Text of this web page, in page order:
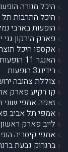
היכל מנורה
היכל התרבות תל
הופעות בארבי
פארק הירקון
אקספו היכל
האנגר 11 הופעות
רידינג3 הופעות
צוללת צהובה
קו רקיע פארק
זאפה אמפי שוני
אמפי תל אביב
לייב פארק
אמפי קיסריה
ברנרוק גבעת